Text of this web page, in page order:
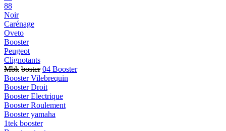
88
Noir
Carénage
Oveto
Booster
Peugeot
Clignotants
Mbk boster 04 Booster
Booster Vilebrequin
Booster Droit
Booster Electrique
Booster Roulement
Booster yamaha
1tek booster